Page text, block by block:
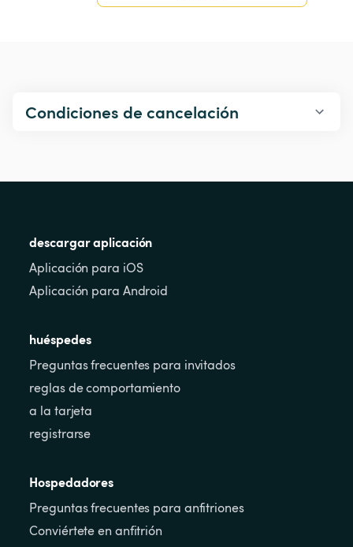
Condiciones de cancelación
descargar aplicación
Aplicación para iOS
Aplicación para Android
huéspedes
Preguntas frecuentes para invitados
reglas de comportamiento
a la tarjeta
registrarse
Hospedadores
Preguntas frecuentes para anfitriones
Conviértete en anfitrión